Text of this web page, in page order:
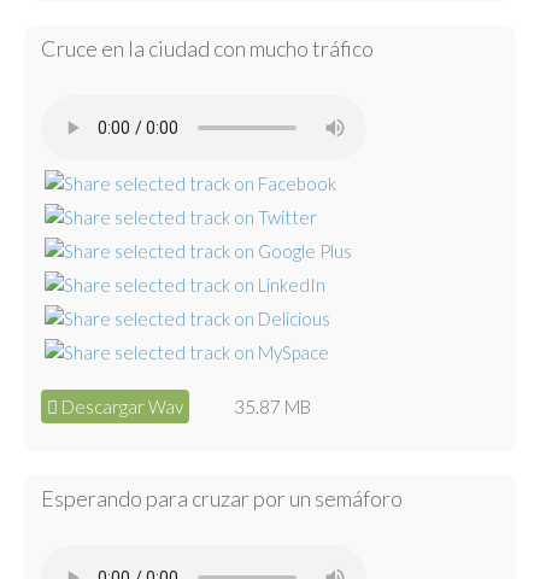
Cruce en la ciudad con mucho tráfico
Descargar Wav 35.87 MB
Esperando para cruzar por un semáforo